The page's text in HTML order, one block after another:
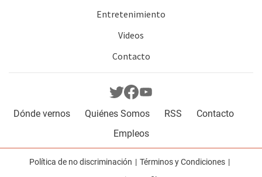
Entretenimiento
Videos
Contacto
Dónde vernos Quiénes Somos RSS
Contacto
Empleos
Política de no discriminación
Términos y Condiciones